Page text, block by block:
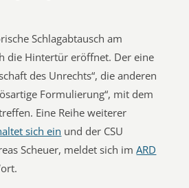
Schlagabtausch am
die Hintertür eröffnet. Der eine
des Unrechts“, die anderen
Formulierung“, mit dem
Eine Reihe weiterer
sich ein und der CSU
Scheuer, meldet sich imARD